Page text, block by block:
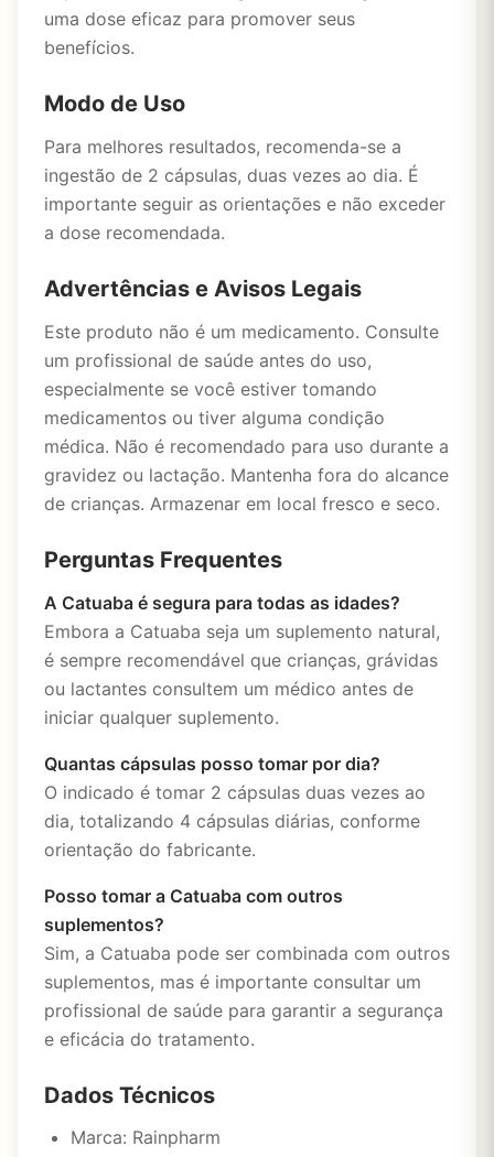
uma dose eficaz para promover seus
benefícios.
Modo de Uso
Para melhores resultados, recomenda-se a
ingestão de 2 cápsulas, duas vezes ao dia. É
importante seguir as orientações e não exceder
a dose recomendada.
Advertências e Avisos Legais
Este produto não é um medicamento. Consulte
um profissional de saúde antes do uso,
especialmente se você estiver tomando
medicamentos ou tiver alguma condição
médica. Não é recomendado para uso durante a
gravidez ou lactação. Mantenha fora do alcance
de crianças. Armazenar em local fresco e seco.
Perguntas Frequentes
A Catuaba é segura para todas as idades?
Embora a Catuaba seja um suplemento natural,
é sempre recomendável que crianças, grávidas
ou lactantes consultem um médico antes de
iniciar qualquer suplemento.
Quantas cápsulas posso tomar por dia?
O indicado é tomar 2 cápsulas duas vezes ao
dia, totalizando 4 cápsulas diárias, conforme
orientação do fabricante.
Posso tomar a Catuaba com outros
suplementos?
Sim, a Catuaba pode ser combinada com outros
suplementos, mas é importante consultar um
profissional de saúde para garantir a segurança
e eficácia do tratamento.
Dados Técnicos
Marca: Rainpharm